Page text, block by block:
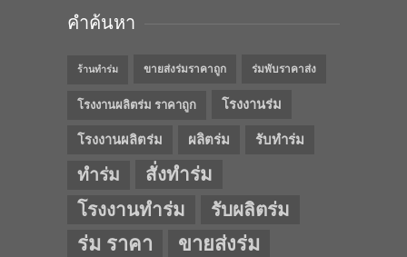
คำค้นหา
ร้านทำร่ม ขายส่งร่มราคาถูก ร่มพับราคาส่ง
โรงงานผลิตร่ม ราคาถูก โรงงานร่ม
โรงงานผลิตร่ม ผลิตร่ม รับทำร่ม
ทำร่ม
สั่งทำร่ม
โรงงานทำร่ม
รับผลิตร่ม
ร่ม ราคา ขายส่งร่ม